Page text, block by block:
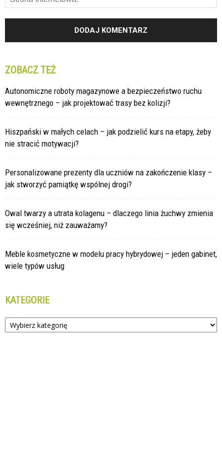
ZOBACZ TEŻ
Autonomiczne roboty magazynowe a bezpieczeństwo ruchu
wewnętrznego – jak projektować trasy bez kolizji?
Hiszpański w małych celach – jak podzielić kurs na etapy, żeby
nie stracić motywacji?
Personalizowane prezenty dla uczniów na zakończenie klasy –
jak stworzyć pamiątkę wspólnej drogi?
Owal twarzy a utrata kolagenu – dlaczego linia żuchwy zmienia
się wcześniej, niż zauważamy?
Meble kosmetyczne w modelu pracy hybrydowej – jeden gabinet,
wiele typów usług
KATEGORIE
Kategorie